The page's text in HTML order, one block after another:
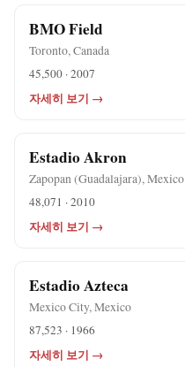
BMO Field
Toronto, Canada
45,500 · 2007
자세히 보기 →
Estadio Akron
Zapopan (Guadalajara), Mexico
48,071 · 2010
자세히 보기 →
Estadio Azteca
Mexico City, Mexico
87,523 · 1966
자세히 보기 →